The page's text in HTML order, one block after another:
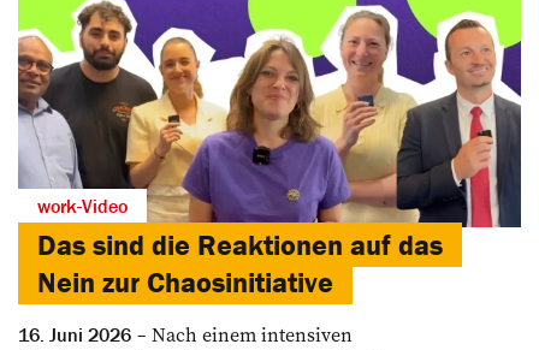
work-Video
Das sind die Reaktionen auf das
Nein zur Chaosinitiative
16. Juni 2026
Nach einem intensiven